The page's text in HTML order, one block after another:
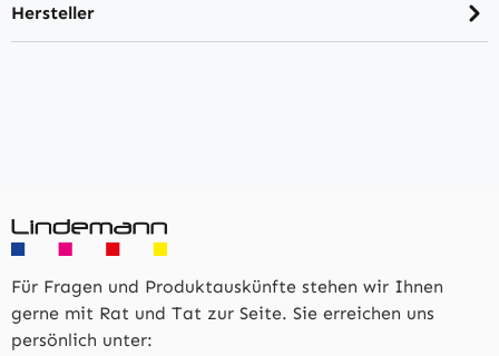
Hersteller
Für Fragen und Produktauskünfte stehen wir Ihnen
gerne mit Rat und Tat zur Seite. Sie erreichen uns
persönlich unter: